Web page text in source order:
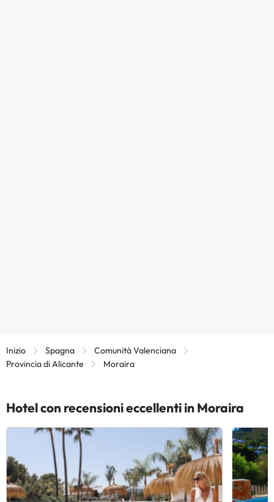
Inizio Spagna
Comunità Valenciana
Provincia di Alicante
Moraira
Hotel con recensioni eccellenti in Moraira